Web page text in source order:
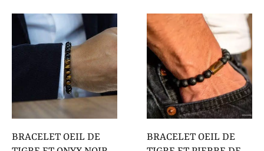
15.00€
à
25.00€
BRACELET OEIL DE
BRACELET OEIL DE